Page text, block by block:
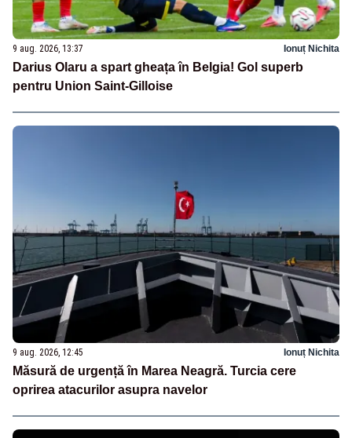
9 aug. 2026, 13:37 Ionuț Nichita
Darius Olaru a spart gheața în Belgia! Gol superb
pentru Union Saint-Gilloise
9 aug. 2026, 12:45 Ionuț Nichita
Măsură de urgență în Marea Neagră. Turcia cere
oprirea atacurilor asupra navelor